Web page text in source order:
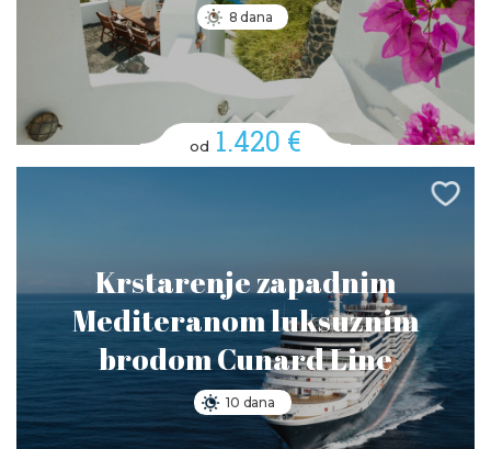
8 dana
od 1.420 €
Krstarenje zapadnim
Mediteranom luksuznim
brodom Cunard Line
10 dana